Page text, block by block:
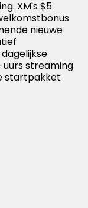
XM's $5
nieuwe
uurs streaming
startpakket